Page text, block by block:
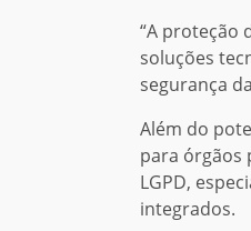
“A proteção
soluções
segurança
Além do
para órgãos
LGPD,
integrados.